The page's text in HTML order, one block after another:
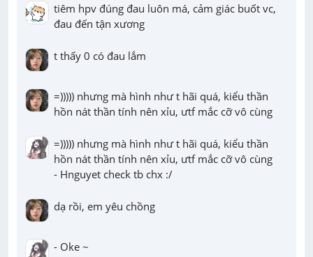
tiêm hpv đúng đau luôn má, cảm giác buốt vc,
đau đến tận xương
t thấy 0 có đau lắm
=))))) nhưng mà hình như t hãi quá, kiểu thần
hồn nát thần tính nên xỉu, ưtf mắc cỡ vô cùng
=))))) nhưng mà hình như t hãi quá, kiểu thần
hồn nát thần tính nên xỉu, ưtf mắc cỡ vô cùng
- Hnguyet check tb chx :/
dạ rồi, em yêu chồng
- Oke ~